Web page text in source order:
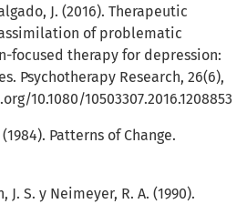
J. (2016). Therapeutic
of problematic
focused therapy for depression:
Psychotherapy Research, 26(6),
10.1080/10503307.2016.1208853
Patterns of Change.
J. S. y Neimeyer, R. A. (1990).